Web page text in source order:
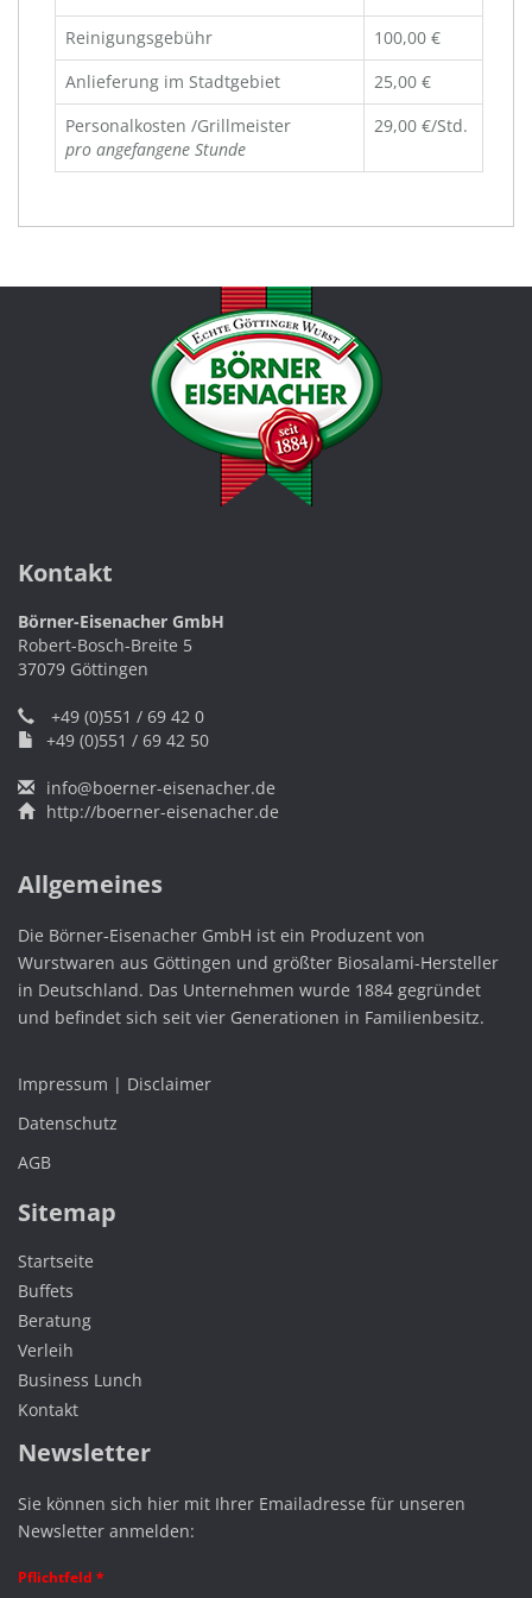
Reinigungsgebühr
100,00 €
Anlieferung im Stadtgebiet
25,00 €
Personalkosten /Grillmeister
pro angefangene Stunde
29,00 €/Std.
Kontakt
Börner-Eisenacher GmbH
Robert-Bosch-Breite 5
37079 Göttingen
+49 (0)551 / 69 42 0
+49 (0)551 / 69 42 50
info@boerner-eisenacher.de
http://boerner-eisenacher.de
Allgemeines
Die Börner-Eisenacher GmbH ist ein Produzent von
Wurstwaren aus Göttingen und größter Biosalami-Hersteller
in Deutschland. Das Unternehmen wurde 1884 gegründet
und befindet sich seit vier Generationen in Familienbesitz.
Impressum | Disclaimer
Datenschutz
AGB
Sitemap
Startseite
Buffets
Beratung
Verleih
Business Lunch
Kontakt
Newsletter
Sie können sich hier mit Ihrer Emailadresse für unseren
Newsletter anmelden:
Pflichtfeld *